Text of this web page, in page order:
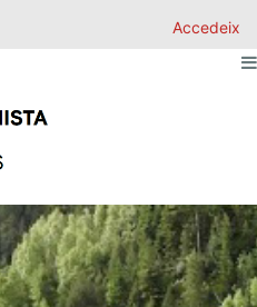
Accedeix